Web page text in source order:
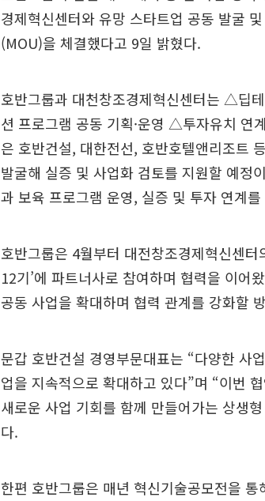
경제혁신센터와 유망 스타트업 공동 발굴
(MOU)을 체결했다고 9일 밝혔다.
호반그룹과 대천창조경제혁신센터는 △딥
션 프로그램 공동 기획·운영 △투자유치 연
은 호반건설, 대한전선, 호반호텔앤리조트
발굴해 실증 및 사업화 검토를 지원할 예정
과 보육 프로그램 운영, 실증 및 투자 연계
호반그룹은 4월부터 대전창조경제혁신센
12기’에 파트너사로 참여하며 협력을 이어
공동 사업을 확대하며 협력 관계를 강화할
문갑 호반건설 경영부문대표는 “다양한 사
업을 지속적으로 확대하고 있다”며 “이번
새로운 사업 기회를 함께 만들어가는 상생
다.
한편 호반그룹은 매년 혁신기술공모전을